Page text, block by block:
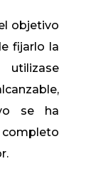
objetivo
fijarlo la
se ha
completo